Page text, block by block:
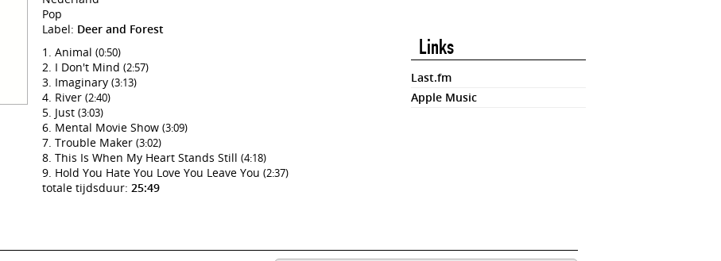
Pop
Label: Deer and Forest
Animal (0:50)
I Don't Mind (2:57)
Imaginary (3:13)
River (2:40)
Just (3:03)
Mental Movie Show (3:09)
Trouble Maker (3:02)
This Is When My Heart Stands Still (4:18)
Hold You Hate You Love You Leave You (2:37)
totale tijdsduur: 25:49
Links
Last.fm
Apple Music